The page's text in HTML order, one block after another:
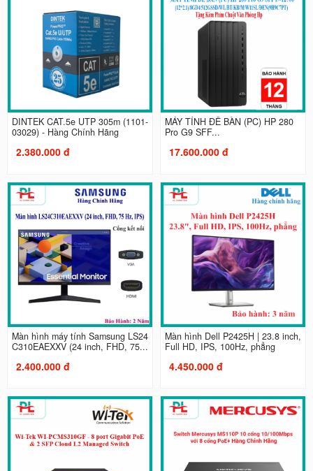
DINTEK CAT.5e UTP 305m (1101-
03029) - Hàng Chính Hãng
2.380.000 đ
MÁY TÍNH ĐỂ BÀN (PC) HP 280
Pro G9 SFF...
17.600.000 đ
Màn hình máy tính Samsung LS24
C310EAEXXV (24 inch, FHD, 75...
2.400.000 đ
Màn hình Dell P2425H | 23.8 inch,
Full HD, IPS, 100Hz, phẳng
4.450.000 đ